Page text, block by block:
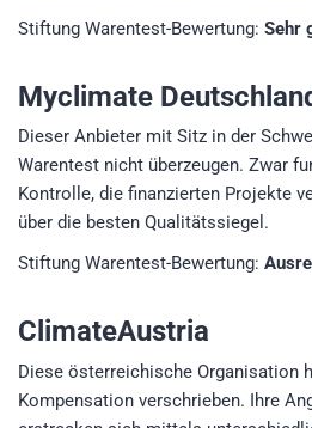
Stiftung Warentest-Bewertung: Sehr
Myclimate
Dieser Anbieter mit Sitz in der
Warentest nicht überzeugen. Zwar
Kontrolle, die finanzierten Projekte
über die besten Qualitätssiegel.
Stiftung Warentest-Bewertung:
ClimateAustria
Diese österreichische Organisation
Kompensation verschrieben. Ihre